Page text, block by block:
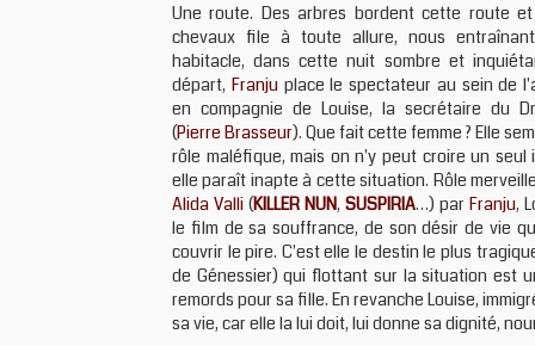
Une route. Des arbres bordent cette route
chevaux file à toute allure, nous
habitacle, dans cette nuit sombre et
départ, Franju place le spectateur au sein de
en compagnie de Louise, la secrétaire du
(Pierre Brasseur). Que fait cette femme ? Elle
rôle maléfique, mais on n'y peut croire un
elle paraît inapte à cette situation. Rôle
Alida Valli (KILLER NUN, SUSPIRIA…) par Franju,
le film de sa souffrance, de son désir de vie
couvrir le pire. C'est elle le destin le plus
de Génessier) qui flottant sur la situation est
remords pour sa fille. En revanche Louise,
sa vie, car elle la lui doit, lui donne sa dignité,